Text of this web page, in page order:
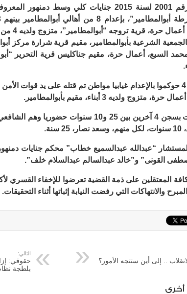
القضية رقم 2001 لسنة 2015 جنايات كلي وسط
ومن بين 4 حوكموا بالإعدام غيابيا مواطن تم قتله على يد قوات
كما قضت بسجن 4 آخرين بين 25 و10 سنوات
“عبدالله عبدالسميع خطاب” محكم جنايات
القونى” و”خالد عبدالسالم عبدالسلام خلف”.
والانتهاكات التي رفضت النيابة إثباتها أثناء التحقيقات.
.. إلى أين ستتجه الأمور؟
التالي:
حقوقي:
بلطجة
أخري